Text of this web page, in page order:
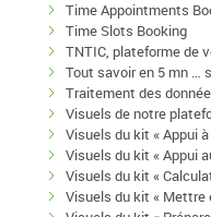
Time Appointments
Time Slots Booking
TNTIC, plateforme de
Tout savoir en 5 mn …
Traitement des
Visuels de notre
Visuels du kit « Appui
Visuels du kit « Appui
Visuels du kit «
Visuels du kit « Mettre